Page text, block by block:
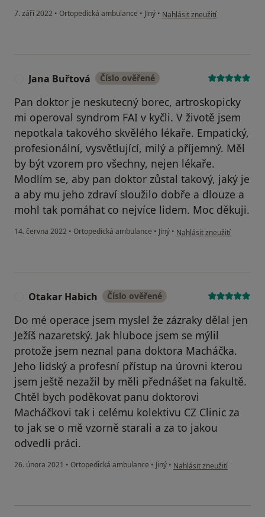
7. září 2022 • Ortopedická ambulance • Jiný • podle názoru uživatele Pavel
Nahlásit zneužití
Jana Buřtová Číslo ověřené
Pan doktor je neskutecný borec, artroskopicky
mi operoval syndrom FAI v kyčli. V životě jsem
nepotkala takového skvělého lékaře. Empatický,
profesionální, vysvětlující, milý a příjemný. Měl
by být vzorem pro všechny, nejen lékaře.
Modlím se, aby pan doktor zůstal takový, jaký je
a aby mu jeho zdraví sloužilo dobře a dlouze a
mohl tak pomáhat co nejvíce lidem. Moc děkuji.
14. června 2022 • Ortopedická ambulance • Jiný • podle názoru uživatele
Nahlásit zneužití
Otakar Habich Číslo ověřené
Do mé operace jsem myslel že zázraky dělal jen
Ježíš nazaretský. Jak hluboce jsem se mýlil
protože jsem neznal pana doktora Macháčka.
Jeho lidský a profesní přístup na úrovni kterou
jsem ještě nezažil by měli přednášet na fakultě.
Chtěl bych poděkovat panu doktorovi
Macháčkovi tak i celému kolektivu CZ Clinic za
to jak se o mě vzorně starali a za to jakou
odvedli práci.
26. února 2021 • Ortopedická ambulance • Jiný • podle názoru uživatele
Nahlásit zneužití